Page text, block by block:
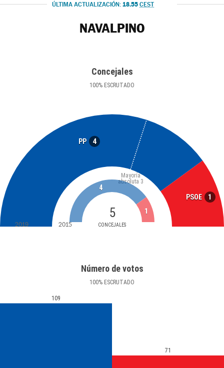
ÚLTIMA ACTUALIZACIÓN: 18.55 CEST
NAVALPINO
Concejales
100% ESCRUTADO
PP 4
PSOE 1
5
CONCEJALES
Mayoría
absoluta 3
4
1
2019 2015
Número de votos
100% ESCRUTADO
109
71